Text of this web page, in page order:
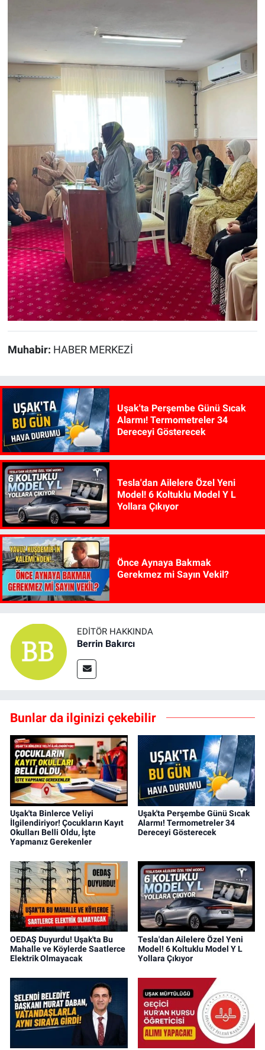
Muhabir: HABER MERKEZİ
Uşak'ta Perşembe Günü Sıcak
Alarmı! Termometreler 34
Dereceyi Gösterecek
Tesla'dan Ailelere Özel Yeni
Model! 6 Koltuklu Model Y L
Yollara Çıkıyor
Önce Aynaya Bakmak
Gerekmez mi Sayın Vekil?
EDITÖR HAKKINDA
Berrin Bakırcı
Bunlar da ilginizi çekebilir
Uşak'ta Binlerce Veliyi
İlgilendiriyor! Çocukların Kayıt
Okulları Belli Oldu, İşte
Yapmanız Gerekenler
Uşak'ta Perşembe Günü Sıcak
Alarmı! Termometreler 34
Dereceyi Gösterecek
OEDAŞ Duyurdu! Uşak'ta Bu
Mahalle ve Köylerde Saatlerce
Elektrik Olmayacak
Tesla'dan Ailelere Özel Yeni
Model! 6 Koltuklu Model Y L
Yollara Çıkıyor